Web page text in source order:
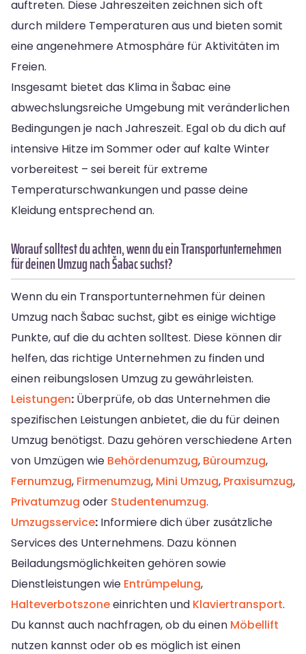
auftreten. Diese Jahreszeiten zeichnen sich oft
durch mildere Temperaturen aus und bieten somit
eine angenehmere Atmosphäre für Aktivitäten im
Freien.
Insgesamt bietet das Klima in Šabac eine
abwechslungsreiche Umgebung mit veränderlichen
Bedingungen je nach Jahreszeit. Egal ob du dich auf
intensive Hitze im Sommer oder auf kalte Winter
vorbereitest – sei bereit für extreme
Temperaturschwankungen und passe deine
Kleidung entsprechend an.
Worauf solltest du achten, wenn du ein Transportunternehmen
für deinen Umzug nach Šabac suchst?
Wenn du ein Transportunternehmen für deinen
Umzug nach Šabac suchst, gibt es einige wichtige
Punkte, auf die du achten solltest. Diese können dir
helfen, das richtige Unternehmen zu finden und
einen reibungslosen Umzug zu gewährleisten.
Leistungen: Überprüfe, ob das Unternehmen die
spezifischen Leistungen anbietet, die du für deinen
Umzug benötigst. Dazu gehören verschiedene Arten
von Umzügen wie Behördenumzug, Büroumzug,
Fernumzug, Firmenumzug, Mini Umzug, Praxisumzug,
Privatumzug oder Studentenumzug.
Umzugsservice: Informiere dich über zusätzliche
Services des Unternehmens. Dazu können
Beiladungsmöglichkeiten gehören sowie
Dienstleistungen wie Entrümpelung,
Halteverbotszoneeinrichten und Klaviertransport.
Du kannst auch nachfragen, ob du einen Möbellift
nutzen kannst oder ob es möglich ist einen